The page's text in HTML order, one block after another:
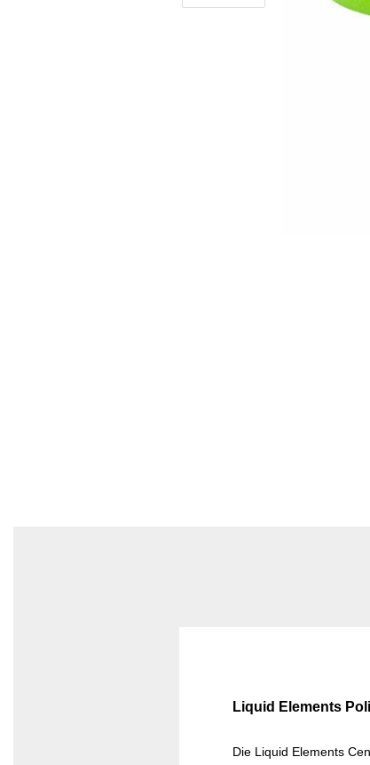
Liquid Elements
Die Liquid Elements